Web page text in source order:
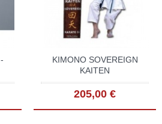
KIMONO SOVEREIGN
KAITEN
205,00 €